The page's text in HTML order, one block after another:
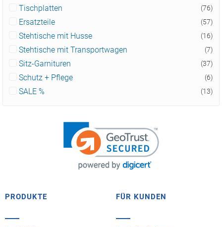
Tischplatten (76)
Ersatzteile (57)
Stehtische mit Husse (16)
Stehtische mit Transportwagen (7)
Sitz-Garnituren (37)
Schutz + Pflege (6)
SALE % (13)
PRODUKTE FÜR KUNDEN